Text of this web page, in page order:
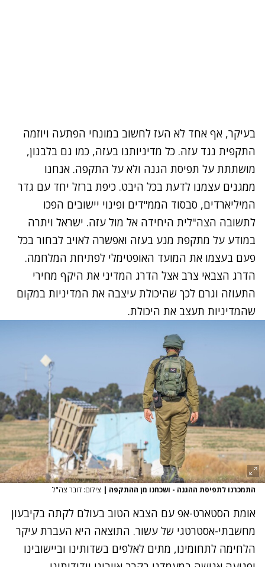
בעיקר, אף אחד לא העז לחשוב במונחי הפתעה ויוזמה
התקפית נגד עזה. כל מדיניותנו בעזה, כמו גם בלבנון,
מושתתת על תפיסת הגנה ולא על התקפה. אנחנו
ממגנים עצמנו לדעת בכל היבט. כיפת ברזל יחד עם גדר
המיליארדים, סבסוד הממ"דים ופינוי יישובים הפכו
לתשובה הצה"לית היחידה אל מול עזה. ישראל ויתרה
במודע על מתקפת מנע בעזה ואפשרה לאויב לבחור בכל
פעם בעצמו את המועד האופטימלי לפתיחת המלחמה.
הדרג הצבאי צרב אצל הדרג המדיני את היקף מחירי
התעוזה וגרם לכך שהיכולת עיצבה את המדיניות במקום
שהמדיניות תעצב את היכולת.
התמכרנו לתפיסת ההגנה - ושכחנו מן ההתקפה | צילום: דובר צה"ל
אומת הסטארט-אפ עם הצבא הטוב בעולם לקתה בקיבעון
מחשבתי-אסטרטגי של עשור. התוצאה היא העברת עיקר
הלחימה לתחומינו, מתים לאלפים בשדותינו וביישובינו